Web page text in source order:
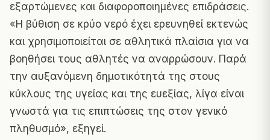
εξαρτώμενες και διαφοροποιημένες επιδράσεις.
«Η βύθιση σε κρύο νερό έχει ερευνηθεί εκτενώς
και χρησιμοποιείται σε αθλητικά πλαίσια για να
βοηθήσει τους αθλητές να αναρρώσουν. Παρά
την αυξανόμενη δημοτικότητά της στους
κύκλους της υγείας και της ευεξίας, λίγα είναι
γνωστά για τις επιπτώσεις της στον γενικό
πληθυσμό», εξηγεί.